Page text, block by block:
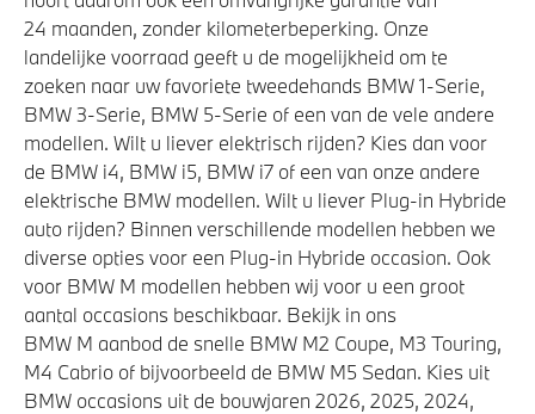
24 maanden, zonder kilometerbeperking. Onze
landelijke voorraad geeft u de mogelijkheid om te
zoeken naar uw favoriete tweedehands BMW 1-Serie,
BMW 3-Serie, BMW 5-Serie of een van de vele andere
modellen. Wilt u liever elektrisch rijden? Kies dan voor
de BMW i4, BMW i5, BMW i7 of een van onze andere
elektrische BMW modellen. Wilt u liever Plug-in Hybride
auto rijden? Binnen verschillende modellen hebben we
diverse opties voor een Plug-in Hybride occasion. Ook
voor BMW M modellen hebben wij voor u een groot
aantal occasions beschikbaar. Bekijk in ons
BMW M aanbod de snelle BMW M2 Coupe, M3 Touring,
M4 Cabrio of bijvoorbeeld de BMW M5 Sedan. Kies uit
BMW occasions uit de bouwjaren 2026, 2025, 2024,